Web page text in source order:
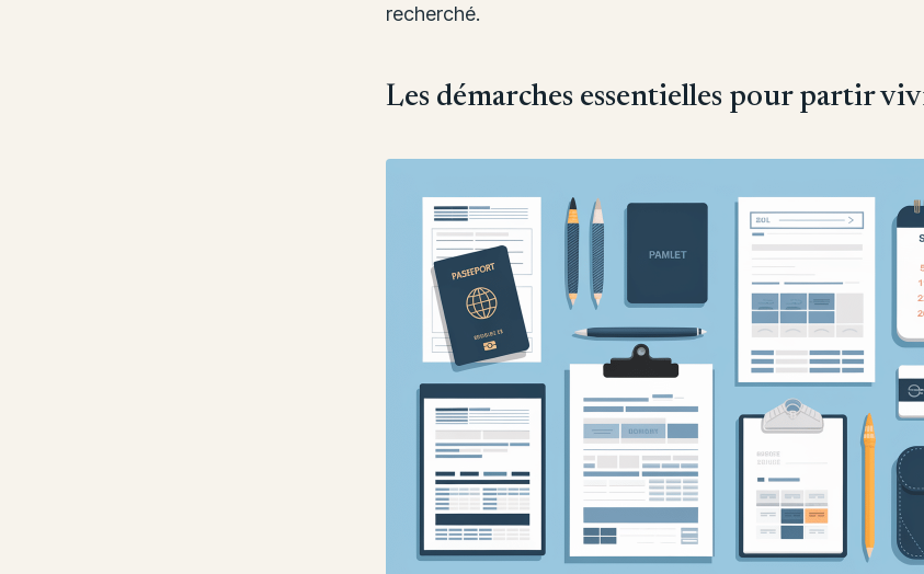
recherché.
Les démarches essentielles pour partir